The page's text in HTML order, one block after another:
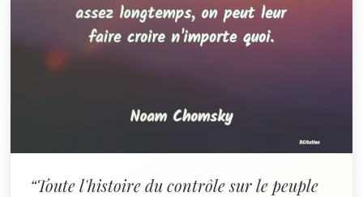
“Toute l'histoire du contrôle sur le peuple